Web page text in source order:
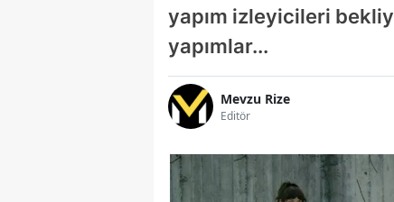
yapım izleyicileri
yapımlar...
Mevzu Rize
Editör